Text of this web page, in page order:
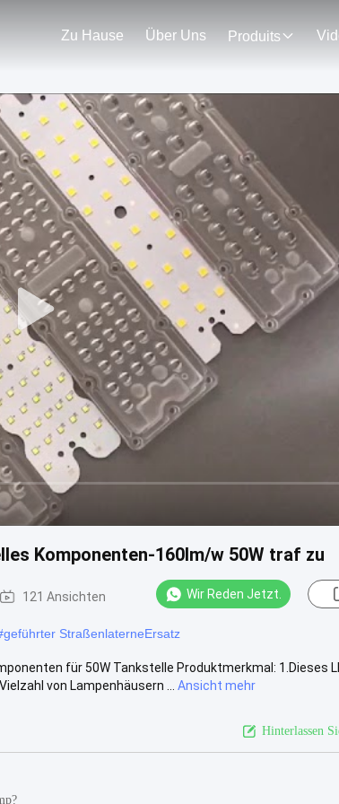
Zu Hause Über Uns Produits
Komponenten-160lm/w 50W traf zu
121 Ansichten Wir Reden Jetzt.
geführter StraßenlaterneErsatz
für 50W Tankstelle Produktmerkmal: 1.Dieses
von Lampenhäusern ...
Ansicht mehr
Hinterlassen